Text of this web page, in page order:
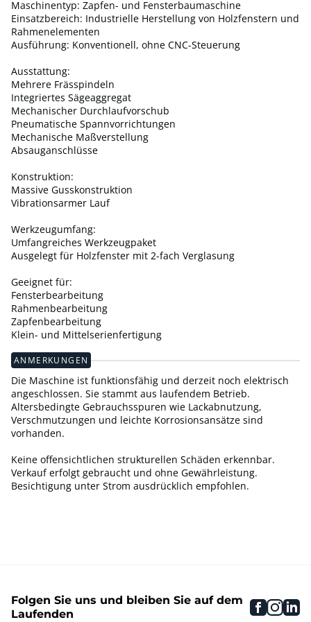
Maschinentyp: Zapfen- und Fensterbaumaschine
Einsatzbereich: Industrielle Herstellung von Holzfenstern und
Rahmenelementen
Ausführung: Konventionell, ohne CNC-Steuerung
Ausstattung:
Mehrere Frässpindeln
Integriertes Sägeaggregat
Mechanischer Durchlaufvorschub
Pneumatische Spannvorrichtungen
Mechanische Maßverstellung
Absauganschlüsse
Konstruktion:
Massive Gusskonstruktion
Vibrationsarmer Lauf
Werkzeugumfang:
Umfangreiches Werkzeugpaket
Ausgelegt für Holzfenster mit 2-fach Verglasung
Geeignet für:
Fensterbearbeitung
Rahmenbearbeitung
Zapfenbearbeitung
Klein- und Mittelserienfertigung
ANMERKUNGEN
Die Maschine ist funktionsfähig und derzeit noch elektrisch
angeschlossen. Sie stammt aus laufendem Betrieb.
Altersbedingte Gebrauchsspuren wie Lackabnutzung,
Verschmutzungen und leichte Korrosionsansätze sind
vorhanden.
Keine offensichtlichen strukturellen Schäden erkennbar.
Verkauf erfolgt gebraucht und ohne Gewährleistung.
Besichtigung unter Strom ausdrücklich empfohlen.
Folgen Sie uns und bleiben Sie auf dem
Laufenden